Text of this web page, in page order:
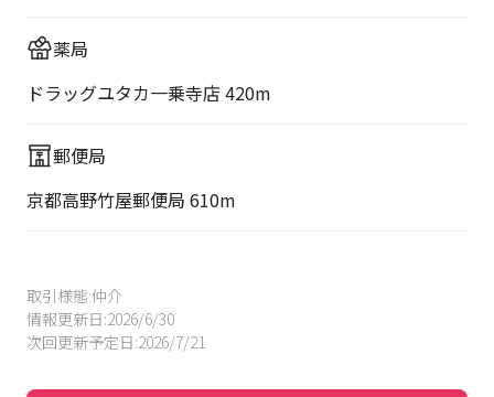
薬局
ドラッグユタカ一乗寺店 420m
郵便局
京都高野竹屋郵便局 610m
取引様態:仲介
情報更新日:2026/6/30
次回更新予定日:2026/7/21